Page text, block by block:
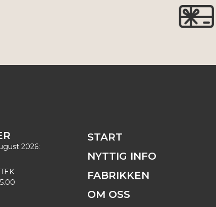
2026:
START
NYTTIG INFO
FABRIKKEN
OM OSS